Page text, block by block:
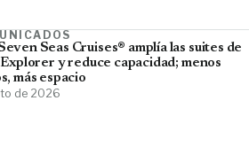
Seas Cruises® amplía las suites de
Explorer y reduce capacidad; menos
más espacio
de 2026